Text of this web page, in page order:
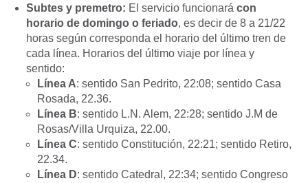
Subtes y premetro: El servicio funcionará con
horario de domingo o feriado, es decir de 8 a 21/22
horas según corresponda el horario del último tren de
cada línea. Horarios del último viaje por línea y
sentido:
Línea A: sentido San Pedrito, 22:08; sentido Casa
Rosada, 22.36.
Línea B: sentido L.N. Alem, 22:28; sentido J.M de
Rosas/Villa Urquiza, 22.00.
Línea C: sentido Constitución, 22:21; sentido Retiro,
22.34.
Línea D: sentido Catedral, 22:34; sentido Congreso